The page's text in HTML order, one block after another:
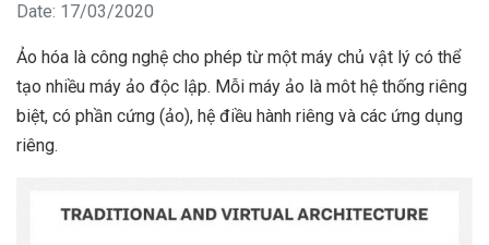
Date: 17/03/2020
Ảo hóa là công nghệ cho phép từ một máy chủ vật lý có thể
tạo nhiều máy ảo độc lập. Mỗi máy ảo là môt hệ thống riêng
biệt, có phần cứng (ảo), hệ điều hành riêng và các ứng dụng
riêng.